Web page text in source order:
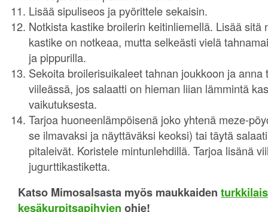
Lisää sipuliseos ja pyörittele sekaisin.
Notkista kastike broilerin keitinliemellä. Lisää sitä
kastike on notkeaa, mutta selkeästi vielä
ja pippurilla.
Sekoita broilerisuikaleet tahnan joukkoon ja anna
viileässä, jos salaatti on hieman liian lämmintä
vaikutuksesta.
Tarjoa huoneenlämpöisenä joko yhtenä meze-
se ilmavaksi ja näyttäväksi keoksi) tai täytä
pitaleivät. Koristele mintunlehdillä. Tarjoa lisänä
jugurttikastiketta.
Katso Mimosalsasta myös maukkaiden
kesäkurpitsapihvien ohje!